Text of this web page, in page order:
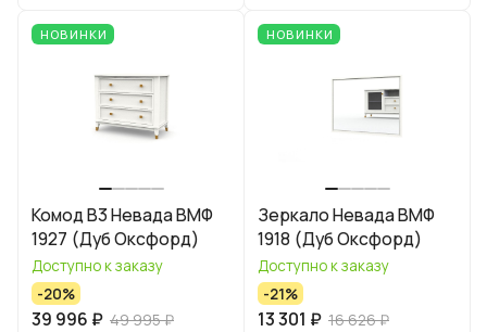
НОВИНКИ
Комод B3 Невада ВМФ
1927 (Дуб Оксфорд)
Доступно к заказу
-20%
39 996 ₽ 49 995 ₽
НОВИНКИ
Зеркало Невада ВМФ
1918 (Дуб Оксфорд)
Доступно к заказу
-21%
13 301 ₽ 16 626 ₽